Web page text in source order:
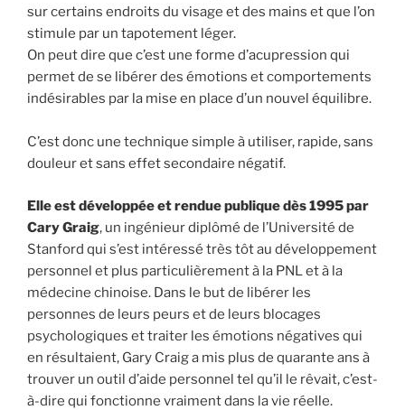
sur certains endroits du visage et des mains et que l’on
stimule par un tapotement léger.
On peut dire que c’est une forme d’acupression qui
permet de se libérer des émotions et comportements
indésirables par la mise en place d’un nouvel équilibre.
C’est donc une technique simple à utiliser, rapide, sans
douleur et sans effet secondaire négatif.
Elle est développée et rendue publique dès 1995 par
Cary Graig, un ingénieur diplômé de l’Université de
Stanford qui s’est intéressé très tôt au développement
personnel et plus particulièrement à la PNL et à la
médecine chinoise. Dans le but de libérer les
personnes de leurs peurs et de leurs blocages
psychologiques et traiter les émotions négatives qui
en résultaient, Gary Craig a mis plus de quarante ans à
trouver un outil d’aide personnel tel qu’il le rêvait, c’est-
à-dire qui fonctionne vraiment dans la vie réelle.